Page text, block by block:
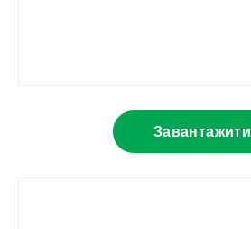
Завантажити